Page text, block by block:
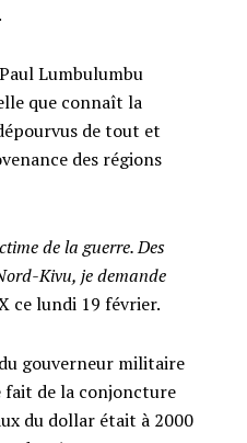
Lumbulumbu
que connaît la
de tout et
des régions
de la guerre. Des
Kivu, je demande
ce lundi 19 février.
gouverneur militaire
fait de la conjoncture
du dollar était à 2000